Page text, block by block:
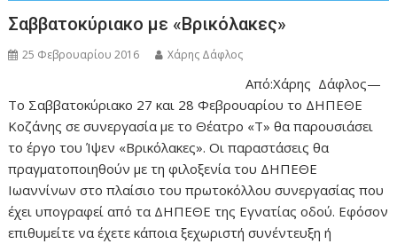
Σαββατοκύριακο με «Βρικόλακες»
25 Φεβρουαρίου 2016 Χάρης Δάφλος
Από:Χάρης Δάφλος—
Το Σαββατοκύριακο 27 και 28 Φεβρουαρίου το ΔΗΠΕΘΕ
Κοζάνης σε συνεργασία με το Θέατρο «Τ» θα παρουσιάσει
το έργο του Ίψεν «Βρικόλακες». Οι παραστάσεις θα
πραγματοποιηθούν με τη φιλοξενία του ΔΗΠΕΘΕ
Ιωαννίνων στο πλαίσιο του πρωτοκόλλου συνεργασίας που
έχει υπογραφεί από τα ΔΗΠΕΘΕ της Εγνατίας οδού. Εφόσον
επιθυμείτε να έχετε κάποια ξεχωριστή συνέντευξη ή